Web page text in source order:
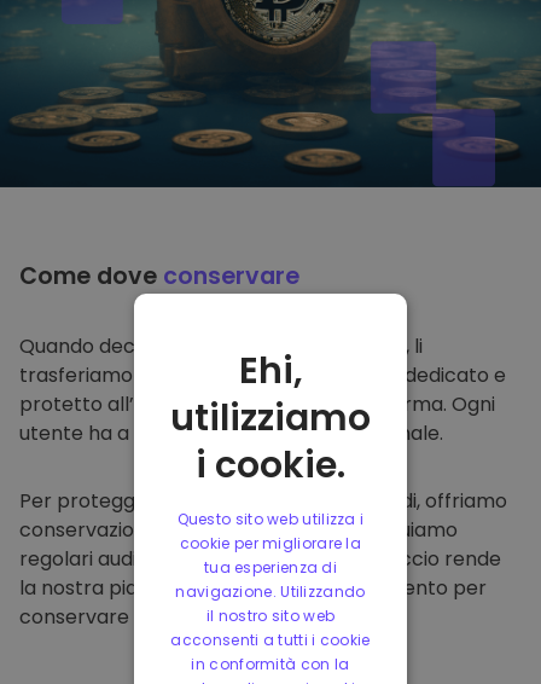
Come dove conservare
Quando decidi di comprare su
, li
trasferiamo direttamente nel tuo wallet dedicato e
protetto all’interno della nostra piattaforma. Ogni
utente ha a disposizione un wallet personale.
Per proteggere i nostri clienti e i loro fondi, offriamo
conservazione offline protetta ed effettuiamo
regolari audit di sicurezza. Questo approccio rende
la nostra piattaforma un punto di riferimento per
conservare e altre criptovalute.
Ehi,
utilizziamo
i cookie.
Questo sito web utilizza i
cookie per migliorare la
tua esperienza di
navigazione. Utilizzando
il nostro sito web
acconsenti a tutti i cookie
in conformità con la